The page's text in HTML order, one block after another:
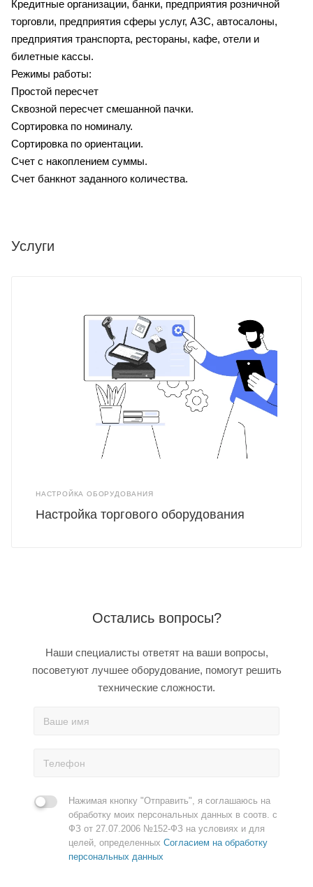
Кредитные организации, банки, предприятия розничной
торговли, предприятия сферы услуг, АЗС, автосалоны,
предприятия транспорта, рестораны, кафе, отели и
билетные кассы.
Режимы работы:
Простой пересчет
Сквозной пересчет смешанной пачки.
Сортировка по номиналу.
Сортировка по ориентации.
Счет с накоплением суммы.
Счет банкнот заданного количества.
Услуги
НАСТРОЙКА ОБОРУДОВАНИЯ
Настройка торгового оборудования
Остались вопросы?
Наши специалисты ответят на ваши вопросы,
посоветуют лучшее оборудование, помогут решить
технические сложности.
Нажимая кнопку "Отправить", я соглашаюсь на
обработку моих персональных данных в соотв. с
ФЗ от 27.07.2006 №152-ФЗ на условиях и для
целей, определенных Согласием на обработку
персональных данных